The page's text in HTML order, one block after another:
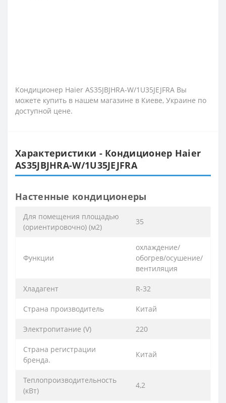
Кондиционер Haier AS35JBJHRA-W/1U35JEJFRA Вы
можете купить в нашем магазине в Киеве, Украине по
доступной цене.
Характеристики - Кондиционер Haier
AS35JBJHRA-W/1U35JEJFRA
Настенные кондиционеры
Для помещения площадью
(ориентировочно) (м2)
35
Функции
охлаждение/
обогрев/осушение/
вентиляция
Хладагент R-32
Страна производитель Китай
Электропитание (V) 220
Страна регистрации
бренда.
Китай
Теплопроизводительность
(кВт)
4,2